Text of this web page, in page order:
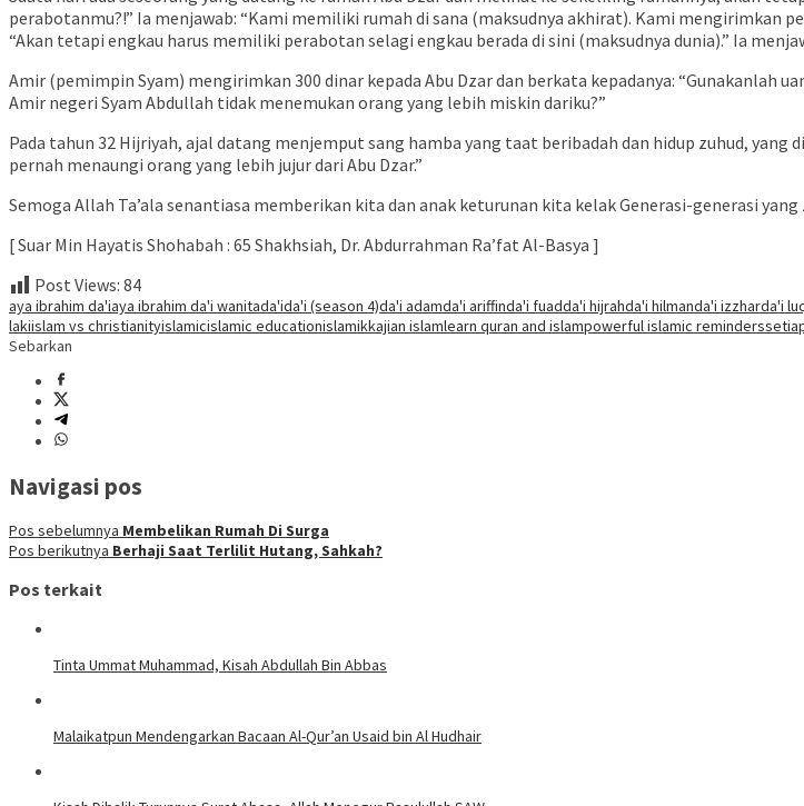
perabotanmu?!” Ia menjawab: “Kami memiliki rumah di sana (maksudnya akhirat). Kami mengirimkan
“Akan tetapi engkau harus memiliki perabotan selagi engkau berada di sini (maksudnya dunia).” Ia
Amir (pemimpin Syam) mengirimkan 300 dinar kepada Abu Dzar dan berkata kepadanya: “Gunakanlah
Amir negeri Syam Abdullah tidak menemukan orang yang lebih miskin dariku?”
Pada tahun 32 Hijriyah, ajal datang menjemput sang hamba yang taat beribadah dan hidup zuhud,
pernah menaungi orang yang lebih jujur dari Abu Dzar.”
Semoga Allah Ta’ala senantiasa memberikan kita dan anak keturunan kita kelak Generasi-generasi
[ Suar Min Hayatis Shohabah : 65 Shakhsiah, Dr. Abdurrahman Ra’fat Al-Basya ]
Post Views: 84
aya ibrahim da'iaya ibrahim da'i wanitada'ida'i (season 4)da'i adamda'i ariffinda'i fuadda'i hijrahda'i hilmanda'i izzharda'i
lakiislam vs christianityislamicislamic educationislamikkajian islamlearn quran and islampowerful islamic reminders
Sebarkan
Navigasi pos
Pos sebelumnya Membelikan Rumah Di Surga
Pos berikutnya Berhaji Saat Terlilit Hutang, Sahkah?
Pos terkait
Tinta Ummat Muhammad, Kisah Abdullah Bin Abbas
Malaikatpun Mendengarkan Bacaan Al-Qur’an Usaid bin Al Hudhair